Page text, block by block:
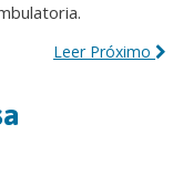
Leer Próximo